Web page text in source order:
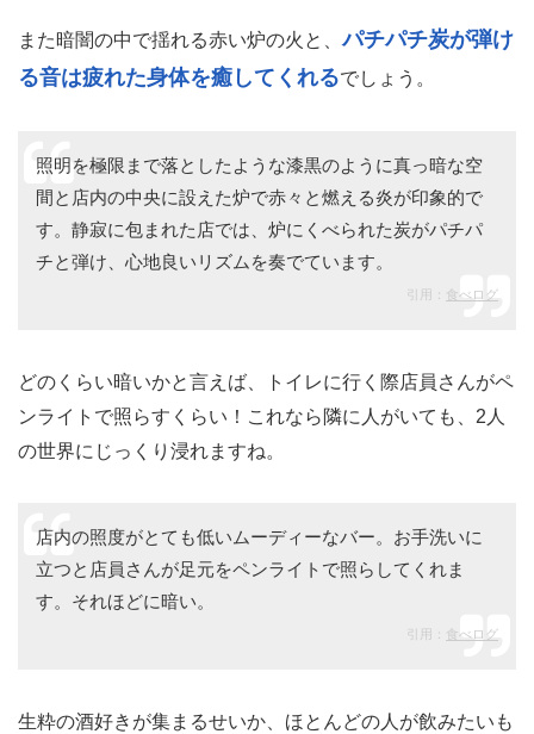
また暗闇の中で揺れる赤い炉の火と、パチパチ炭が弾け
る音は疲れた身体を癒してくれるでしょう。
照明を極限まで落としたような漆黒のように真っ暗な空
間と店内の中央に設えた炉で赤々と燃える炎が印象的で
す。静寂に包まれた店では、炉にくべられた炭がパチパ
チと弾け、心地良いリズムを奏でています。
引用： 食べログ
どのくらい暗いかと言えば、トイレに行く際店員さんがペ
ンライトで照らすくらい！これなら隣に人がいても、2人
の世界にじっくり浸れますね。
店内の照度がとても低いムーディーなバー。お手洗いに
立つと店員さんが足元をペンライトで照らしてくれま
す。それほどに暗い。
引用： 食べログ
生粋の酒好きが集まるせいか、ほとんどの人が飲みたいも